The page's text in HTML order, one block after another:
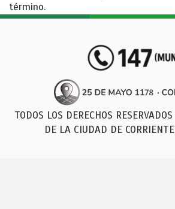
término.
TODOS LOS DERECHOS
DE LA CIUDAD DE